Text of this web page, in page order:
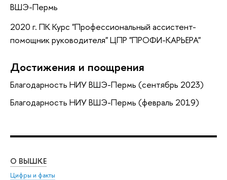
ВШЭ-Пермь
2020 г. ПК Курс "Профессиональный ассистент-
помощник руководителя" ЦПР "ПРОФИ-КАРЬЕРА"
Достижения и поощрения
Благодарность НИУ ВШЭ-Пермь (сентябрь 2023)
Благодарность НИУ ВШЭ-Пермь (февраль 2019)
О ВЫШКЕ
Цифры и факты